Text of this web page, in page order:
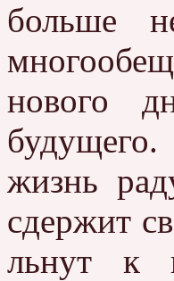
больше
нового
жизнь
сдержит
льнут к